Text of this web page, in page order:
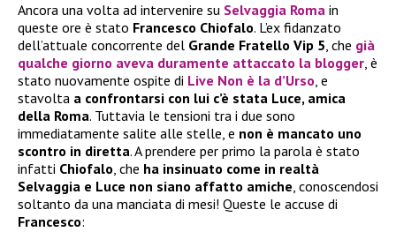
Ancora una volta ad intervenire su Selvaggia Roma in
queste ore è stato Francesco Chiofalo. L’ex fidanzato
dell’attuale concorrente del Grande Fratello Vip 5, che già
qualche giorno aveva duramente attaccato la blogger, è
stato nuovamente ospite di Live Non è la d’Urso, e
stavolta a confrontarsi con lui c’è stata Luce, amica
della Roma. Tuttavia le tensioni tra i due sono
immediatamente salite alle stelle, e non è mancato uno
scontro in diretta. A prendere per primo la parola è stato
infatti Chiofalo, che ha insinuato come in realtà
Selvaggia e Luce non siano affatto amiche, conoscendosi
soltanto da una manciata di mesi! Queste le accuse di
Francesco: